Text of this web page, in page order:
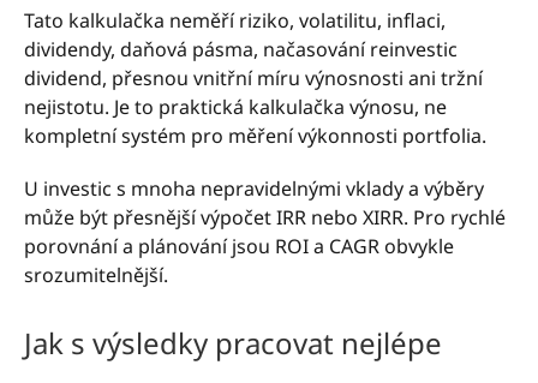
Tato kalkulačka neměří riziko, volatilitu, inflaci,
dividendy, daňová pásma, načasování reinvestic
dividend, přesnou vnitřní míru výnosnosti ani tržní
nejistotu. Je to praktická kalkulačka výnosu, ne
kompletní systém pro měření výkonnosti portfolia.
U investic s mnoha nepravidelnými vklady a výběry
může být přesnější výpočet IRR nebo XIRR. Pro rychlé
porovnání a plánování jsou ROI a CAGR obvykle
srozumitelnější.
Jak s výsledky pracovat nejlépe